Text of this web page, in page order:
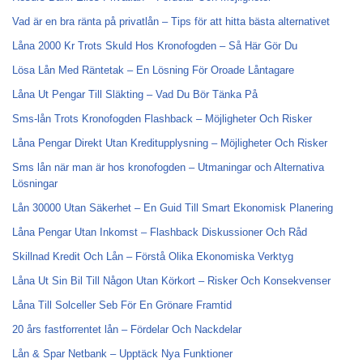
Vad är en bra ränta på privatlån – Tips för att hitta bästa alternativet
Låna 2000 Kr Trots Skuld Hos Kronofogden – Så Här Gör Du
Lösa Lån Med Räntetak – En Lösning För Oroade Låntagare
Låna Ut Pengar Till Släkting – Vad Du Bör Tänka På
Sms-lån Trots Kronofogden Flashback – Möjligheter Och Risker
Låna Pengar Direkt Utan Kreditupplysning – Möjligheter Och Risker
Sms lån när man är hos kronofogden – Utmaningar och Alternativa
Lösningar
Lån 30000 Utan Säkerhet – En Guid Till Smart Ekonomisk Planering
Låna Pengar Utan Inkomst – Flashback Diskussioner Och Råd
Skillnad Kredit Och Lån – Förstå Olika Ekonomiska Verktyg
Låna Ut Sin Bil Till Någon Utan Körkort – Risker Och Konsekvenser
Låna Till Solceller Seb För En Grönare Framtid
20 års fastforrentet lån – Fördelar Och Nackdelar
Lån & Spar Netbank – Upptäck Nya Funktioner